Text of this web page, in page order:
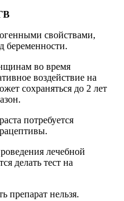
свойствами,
беременности.
во время
воздействие на
сохраняться до 2 лет
потребуется
лечебной
делать тест на
препарат нельзя.